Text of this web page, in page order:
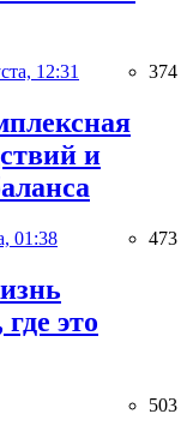
12:31 374
и
01:38 473
это
503